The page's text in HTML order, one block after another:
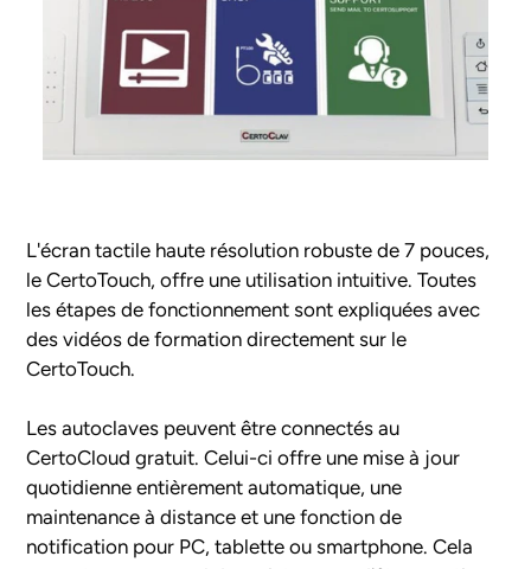
L'écran tactile haute résolution robuste de 7 pouces,
le CertoTouch, offre une utilisation intuitive. Toutes
les étapes de fonctionnement sont expliquées avec
des vidéos de formation directement sur le
CertoTouch.
Les autoclaves peuvent être connectés au
CertoCloud gratuit. Celui-ci offre une mise à jour
quotidienne entièrement automatique, une
maintenance à distance et une fonction de
notification pour PC, tablette ou smartphone. Cela